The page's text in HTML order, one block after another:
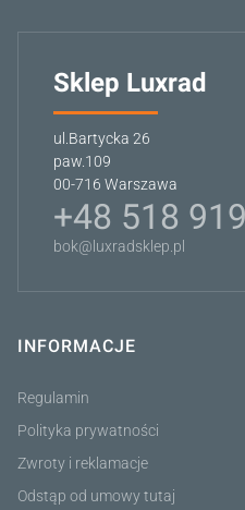
Sklep Luxrad
ul.Bartycka 26
paw.109
00-716 Warszawa
+48 518
bok@luxradsklep.pl
Linki w stopce
INFORMACJE
Regulamin
Polityka prywatności
Zwroty i reklamacje
Odstąp od umowy tutaj